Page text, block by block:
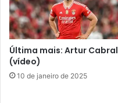
Última mais: Artur Cabral
(vídeo)
10 de janeiro de 2025